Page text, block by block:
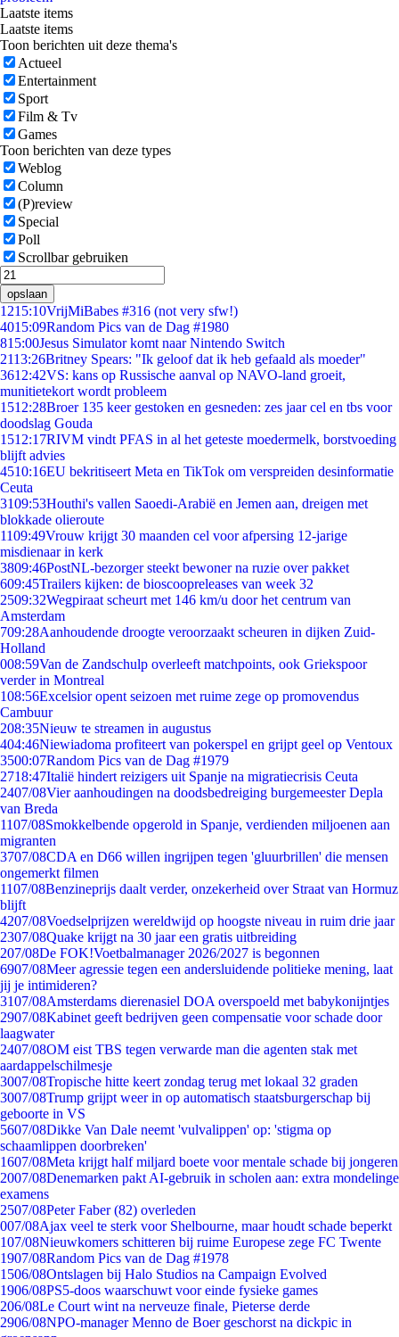
Laatste items
Laatste items
Toon berichten uit deze thema's
Actueel
Entertainment
Sport
Film & Tv
Games
Toon berichten van deze types
Weblog
Column
(P)review
Special
Poll
Scrollbar gebruiken
opslaan
1215:10VrijMiBabes #316 (not very sfw!)
4015:09Random Pics van de Dag #1980
815:00Jesus Simulator komt naar Nintendo Switch
2113:26Britney Spears: "Ik geloof dat ik heb gefaald als moeder"
3612:42VS: kans op Russische aanval op NAVO-land groeit,
munitietekort wordt probleem
1512:28Broer 135 keer gestoken en gesneden: zes jaar cel en tbs voor
doodslag Gouda
1512:17RIVM vindt PFAS in al het geteste moedermelk, borstvoeding
blijft advies
4510:16EU bekritiseert Meta en TikTok om verspreiden desinformatie
Ceuta
3109:53Houthi's vallen Saoedi-Arabië en Jemen aan, dreigen met
blokkade olieroute
1109:49Vrouw krijgt 30 maanden cel voor afpersing 12-jarige
misdienaar in kerk
3809:46PostNL-bezorger steekt bewoner na ruzie over pakket
609:45Trailers kijken: de bioscoopreleases van week 32
2509:32Wegpiraat scheurt met 146 km/u door het centrum van
Amsterdam
709:28Aanhoudende droogte veroorzaakt scheuren in dijken Zuid-
Holland
008:59Van de Zandschulp overleeft matchpoints, ook Griekspoor
verder in Montreal
108:56Excelsior opent seizoen met ruime zege op promovendus
Cambuur
208:35Nieuw te streamen in augustus
404:46Niewiadoma profiteert van pokerspel en grijpt geel op Ventoux
3500:07Random Pics van de Dag #1979
2718:47Italië hindert reizigers uit Spanje na migratiecrisis Ceuta
2407/08Vier aanhoudingen na doodsbedreiging burgemeester Depla
van Breda
1107/08Smokkelbende opgerold in Spanje, verdienden miljoenen aan
migranten
3707/08CDA en D66 willen ingrijpen tegen 'gluurbrillen' die mensen
ongemerkt filmen
1107/08Benzineprijs daalt verder, onzekerheid over Straat van Hormuz
blijft
4207/08Voedselprijzen wereldwijd op hoogste niveau in ruim drie jaar
2307/08Quake krijgt na 30 jaar een gratis uitbreiding
207/08De FOK!Voetbalmanager 2026/2027 is begonnen
6907/08Meer agressie tegen een andersluidende politieke mening, laat
jij je intimideren?
3107/08Amsterdams dierenasiel DOA overspoeld met babykonijntjes
2907/08Kabinet geeft bedrijven geen compensatie voor schade door
laagwater
2407/08OM eist TBS tegen verwarde man die agenten stak met
aardappelschilmesje
3007/08Tropische hitte keert zondag terug met lokaal 32 graden
3007/08Trump grijpt weer in op automatisch staatsburgerschap bij
geboorte in VS
5607/08Dikke Van Dale neemt 'vulvalippen' op: 'stigma op
schaamlippen doorbreken'
1607/08Meta krijgt half miljard boete voor mentale schade bij jongeren
2007/08Denemarken pakt AI-gebruik in scholen aan: extra mondelinge
examens
2507/08Peter Faber (82) overleden
007/08Ajax veel te sterk voor Shelbourne, maar houdt schade beperkt
107/08Nieuwkomers schitteren bij ruime Europese zege FC Twente
1907/08Random Pics van de Dag #1978
1506/08Ontslagen bij Halo Studios na Campaign Evolved
1906/08PS5-doos waarschuwt voor einde fysieke games
206/08Le Court wint na nerveuze finale, Pieterse derde
2906/08NPO-manager Menno de Boer geschorst na dickpic in